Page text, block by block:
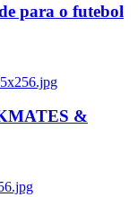
para o futebol
&